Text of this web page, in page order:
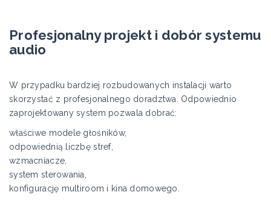
Profesjonalny projekt i dobór systemu
audio
W przypadku bardziej rozbudowanych instalacji warto
skorzystać z profesjonalnego doradztwa. Odpowiednio
zaprojektowany system pozwala dobrać:
właściwe modele głośników,
odpowiednią liczbę stref,
wzmacniacze,
system sterowania,
konfigurację multiroom i kina domowego.